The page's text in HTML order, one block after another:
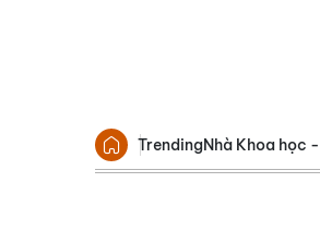
TrendingNhà Khoa học